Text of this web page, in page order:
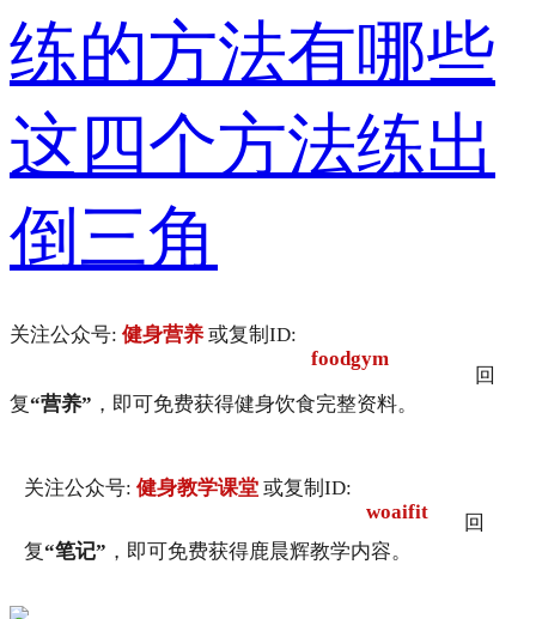
练的方法有哪些
这四个方法练出
倒三角
关注公众号: 健身营养 或复制ID:
foodgym
回
复“营养” ，即可免费获得健身饮食完整资料。
关注公众号: 健身教学课堂 或复制ID:
woaifit
回
复“笔记” ，即可免费获得鹿晨辉教学内容。